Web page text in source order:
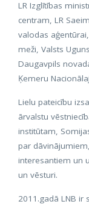
LR Izglītības
centram, LR
valodas
meži, Valsts
Daugavpils
Ķemeru
Lielu pateicību
ārvalstu
institūtam,
par
interesantiem un
un vēsturi.
2011.gadā LNB ir